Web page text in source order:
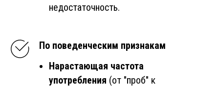
недостаточность.
По поведенческим признакам
Нарастающая частота
употребления (от "проб" к